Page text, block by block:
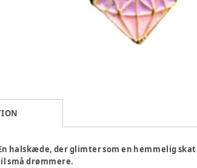
halskæde, der glimter som en hemmelig
små drømmere.